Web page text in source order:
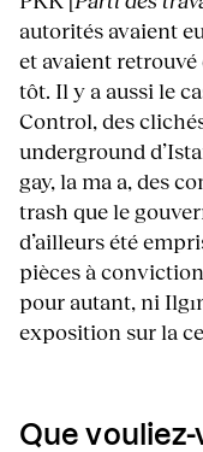
autorités avaient
et avaient retrouvé
tôt. Il y a aussi le
Control, des
underground
gay, la ma a, des
trash que le
d’ailleurs été
pièces à
pour autant, ni
exposition sur la
Que